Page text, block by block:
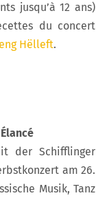
jusqu’à 12 ans)
du concert
Hëlleft.
der Schifflinger
am 26.
Musik, Tanz